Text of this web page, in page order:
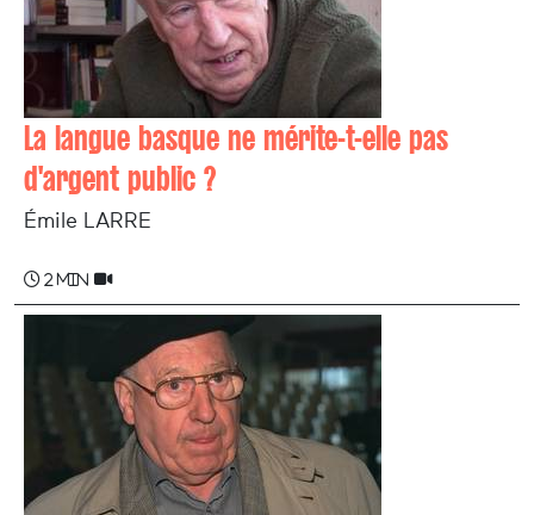
La langue basque ne mérite-t-elle pas
d'argent public ?
Émile LARRE
2 min